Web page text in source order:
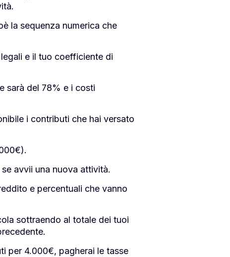
la sequenza numerica che
e il tuo coefficiente di
sarà del 78% e i costi
i contributi che hai versato
avvii una nuova attività.
e percentuali che vanno
sottraendo al totale dei tuoi
per 4.000€, pagherai le tasse